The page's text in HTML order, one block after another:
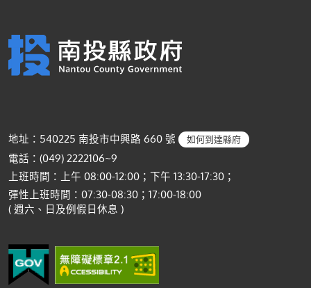
地址：540225 南投市中興路 660 號 如何到達縣府
電話：(049) 2222106~9
上班時間：上午 08:00-12:00；下午 13:30-17:30；
彈性上班時間：07:30-08:30；17:00-18:00
( 週六、日及例假日休息 )